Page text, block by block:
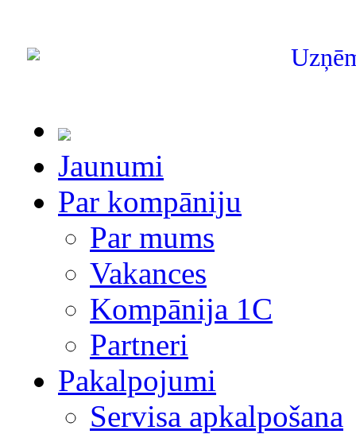
Jaunumi
Par kompāniju
Par mums
Vakances
Kompānija 1С
Partneri
Pakalpojumi
Servisa apkalpošana